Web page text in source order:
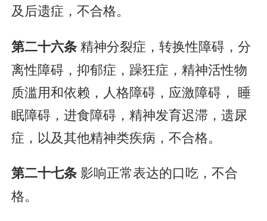
及后遗症，不合格。
第二十六条精神分裂症，转换性障碍，分
离性障碍，抑郁症，躁狂症，精神活性物
质滥用和依赖，人格障碍，应激障碍， 睡
眠障碍，进食障碍，精神发育迟滞，遗尿
症，以及其他精神类疾病，不合格。
第二十七条影响正常表达的口吃，不合
格。